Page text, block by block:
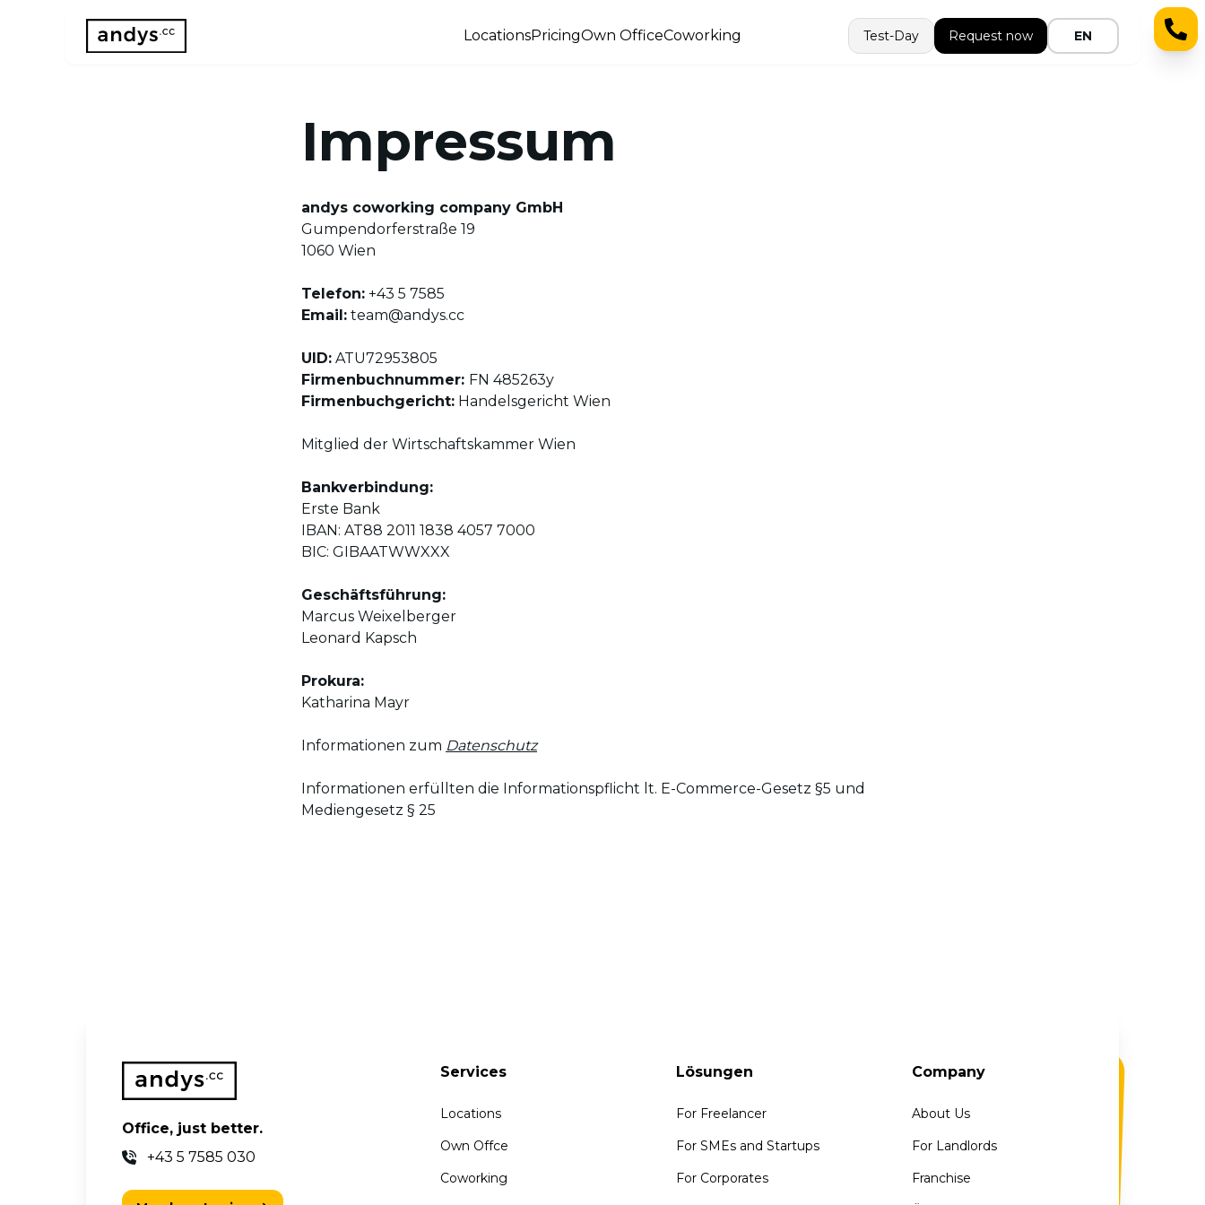
LocationsPricingOwn OfficeCoworking Test-Day Request now EN
Impressum
andys coworking company GmbH
Gumpendorferstraße 19
1060 Wien
Telefon: +43 5 7585
Email: team@andys.cc
UID: ATU72953805
Firmenbuchnummer: FN 485263y
Firmenbuchgericht: Handelsgericht Wien
Mitglied der Wirtschaftskammer Wien
Bankverbindung:
Erste Bank
IBAN: AT88 2011 1838 4057 7000
BIC: GIBAATWWXXX
Geschäftsführung:
Marcus Weixelberger
Leonard Kapsch
Prokura:
Katharina Mayr
Informationen zum Datenschutz
Informationen erfüllten die Informationspflicht lt. E-Commerce-Gesetz §5 und
Mediengesetz § 25
Office, just better.
+43 5 7585 030
Services
Locations
Own Offce
Coworking
Lösungen
For Freelancer
For SMEs and Startups
For Corporates
Company
About Us
For Landlords
Franchise